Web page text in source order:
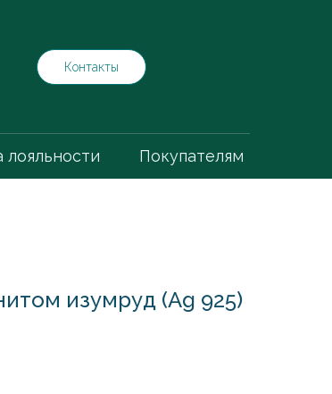
Контакты
Покупателям
изумруд (Ag 925)